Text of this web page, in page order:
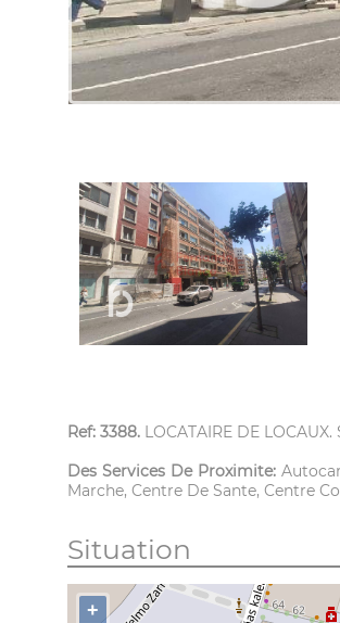
Ref: 3388. LOCATAIRE DE
Des Services De Proximite:
Marche, Centre De Sante, Centre
Situation
+